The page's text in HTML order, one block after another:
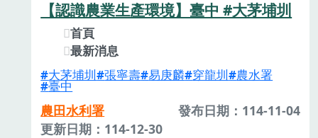
【認識農業生產環境】臺中 #大茅埔圳
首頁
最新消息
大茅埔圳 張寧壽 易庚麟 穿龍圳 農水署
臺中
農田水利署
發布日期：114-11-04
更新日期：114-12-30